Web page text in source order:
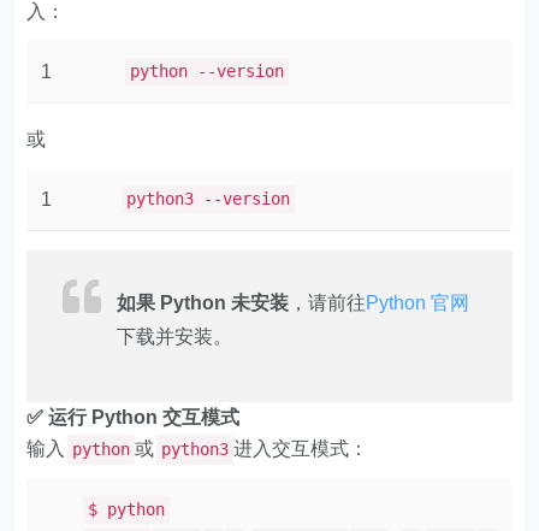
入：
1 python --version
或
1 python3 --version
如果 Python 未安装 ，请前往Python 官网
下载并安装。
✅ 运行 Python 交互模式
输入
python 或 python3 进入交互模式：
$ python